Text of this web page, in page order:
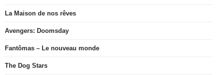
La Maison de nos rêves
Avengers: Doomsday
Fantômas – Le nouveau monde
The Dog Stars